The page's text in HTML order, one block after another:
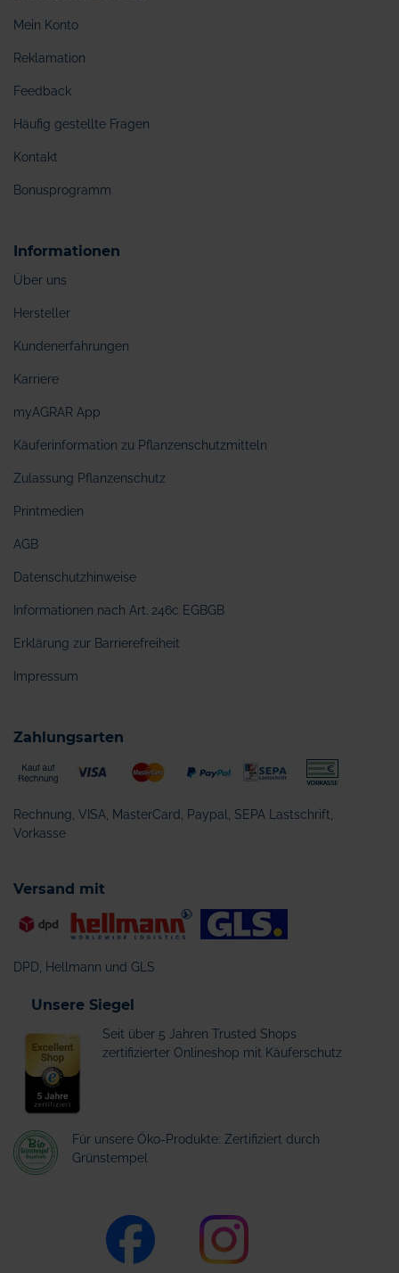
Mein Konto
Reklamation
Feedback
Häufig gestellte Fragen
Kontakt
Bonusprogramm
Informationen
Über uns
Hersteller
Kundenerfahrungen
Karriere
myAGRAR App
Käuferinformation zu Pflanzenschutzmitteln
Zulassung Pflanzenschutz
Printmedien
AGB
Datenschutzhinweise
Informationen nach Art. 246c EGBGB
Erklärung zur Barrierefreiheit
Impressum
Zahlungsarten
Rechnung, VISA, MasterCard, Paypal, SEPA Lastschrift,
Vorkasse
Versand mit
DPD, Hellmann und GLS
Unsere Siegel
Seit über 5 Jahren Trusted Shops
zertifizierter Onlineshop mit Käuferschutz
Für unsere Öko-Produkte: Zertifiziert durch
Grünstempel